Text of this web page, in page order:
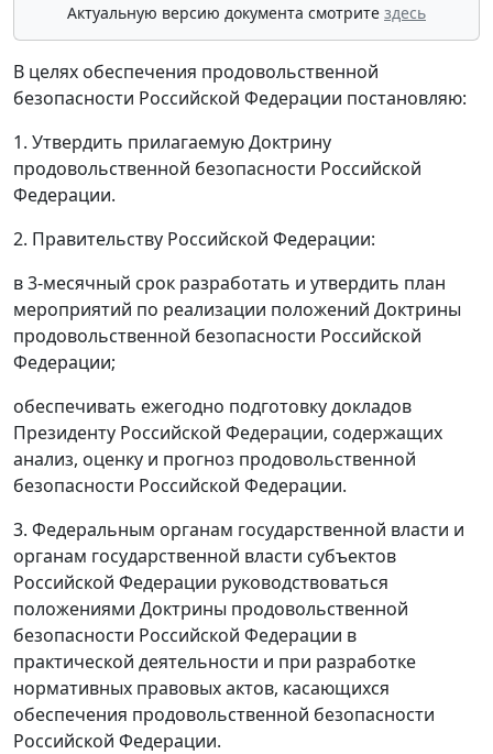
Актуальную версию документа смотрите здесь
В целях обеспечения продовольственной
безопасности Российской Федерации постановляю:
1. Утвердить прилагаемую Доктрину
продовольственной безопасности Российской
Федерации.
2. Правительству Российской Федерации:
в 3-месячный срок разработать и утвердить план
мероприятий по реализации положений Доктрины
продовольственной безопасности Российской
Федерации;
обеспечивать ежегодно подготовку докладов
Президенту Российской Федерации, содержащих
анализ, оценку и прогноз продовольственной
безопасности Российской Федерации.
3. Федеральным органам государственной власти и
органам государственной власти субъектов
Российской Федерации руководствоваться
положениями Доктрины продовольственной
безопасности Российской Федерации в
практической деятельности и при разработке
нормативных правовых актов, касающихся
обеспечения продовольственной безопасности
Российской Федерации.